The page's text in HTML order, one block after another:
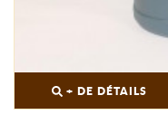
+ DE DÉTAILS